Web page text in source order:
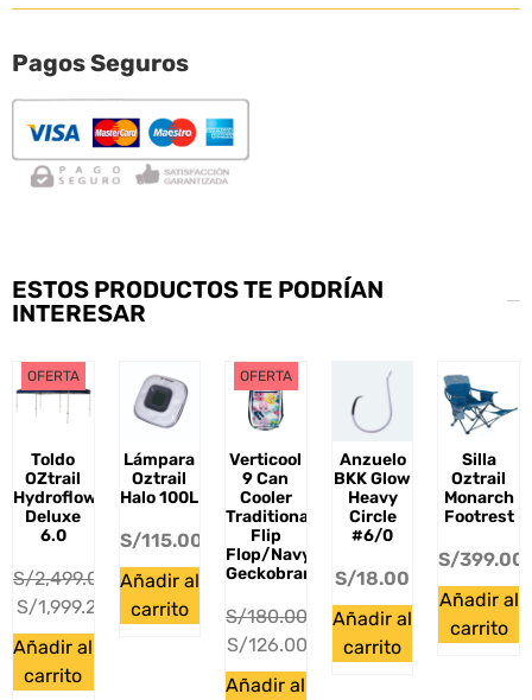
Pagos Seguros
ESTOS PRODUCTOS TE PODRÍAN
INTERESAR
OFERTA
Toldo
OZtrail
Hydroflow
Deluxe
6.0
S/2,499.00
S/1,999.20
Añadir al
carrito
Lámpara
Oztrail
Halo 100L
S/115.00
Añadir al
carrito
OFERTA
Verticool
9 Can
Cooler
Traditional
Flip
Flop/Navy
Geckobrands
S/180.00
S/126.00
Añadir al
Anzuelo
BKK Glow
Heavy
Circle
#6/0
S/18.00
Añadir al
carrito
Silla
Oztrail
Monarch
Footrest
S/399.00
Añadir al
carrito